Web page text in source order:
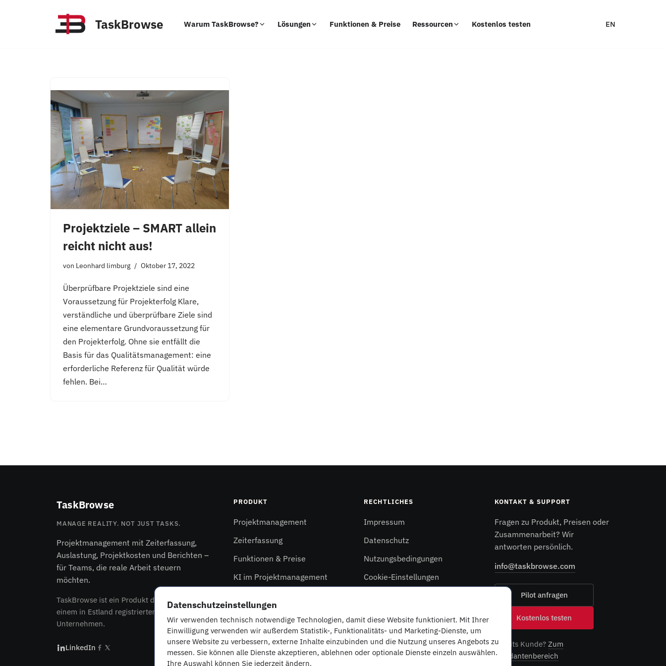
TaskBrowse Warum TaskBrowse? Lösungen Funktionen & Preise Ressourcen Kostenlos testen EN
Projektziele – SMART allein
reicht nicht aus!
von Leonhard limburg Oktober 17, 2022
Überprüfbare Projektziele sind eine
Voraussetzung für Projekterfolg Klare,
verständliche und überprüfbare Ziele sind
eine elementare Grundvoraussetzung für
den Projekterfolg. Ohne sie entfällt die
Basis für das Qualitätsmanagement: eine
erforderliche Referenz für Qualität würde
fehlen. Bei…
TaskBrowse
MANAGE REALITY. NOT JUST TASKS.
Projektmanagement mit Zeiterfassung,
Auslastung, Projektkosten und Berichten –
für Teams, die reale Arbeit steuern
möchten.
TaskBrowse ist ein Produkt der Behsoft OÜ ,
einem in Estland registrierten EU-
Unternehmen.
LinkedIn
PRODUKT
Projektmanagement
Zeiterfassung
Funktionen & Preise
KI im Projektmanagement
RECHTLICHES
Impressum
Datenschutz
Nutzungsbedingungen
Cookie-Einstellungen
KONTAKT & SUPPORT
Fragen zu Produkt, Preisen oder
Zusammenarbeit? Wir
antworten persönlich.
info@taskbrowse.com
Pilot anfragen
Kostenlos testen
Bereits Kunde?Zum
Mandantenbereich
Datenschutzeinstellungen
Wir verwenden technisch notwendige Technologien, damit diese Website funktioniert. Mit Ihrer
Einwilligung verwenden wir außerdem Statistik-, Funktionalitäts- und Marketing-Dienste, um
unsere Website zu verbessern, externe Inhalte einzubinden und die Nutzung unseres Angebots zu
messen. Sie können alle Dienste akzeptieren, ablehnen oder optionale Dienste einzeln auswählen.
Ihre Auswahl können Sie jederzeit ändern.